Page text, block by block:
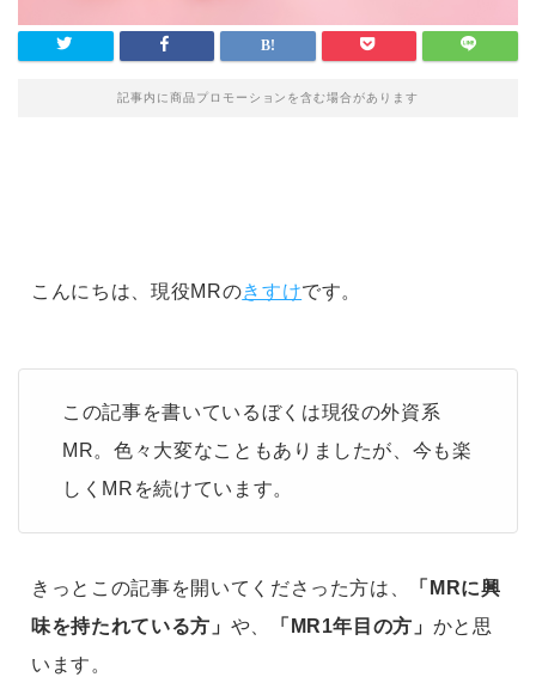
記事内に商品プロモーションを含む場合があります
こんにちは、現役MRのきすけです。
この記事を書いているぼくは現役の外資系
MR。色々大変なこともありましたが、今も楽
しくMRを続けています。
きっとこの記事を開いてくださった方は、
「MRに興
味を持たれている方」 や、 「MR1年目の方」 かと思
います。